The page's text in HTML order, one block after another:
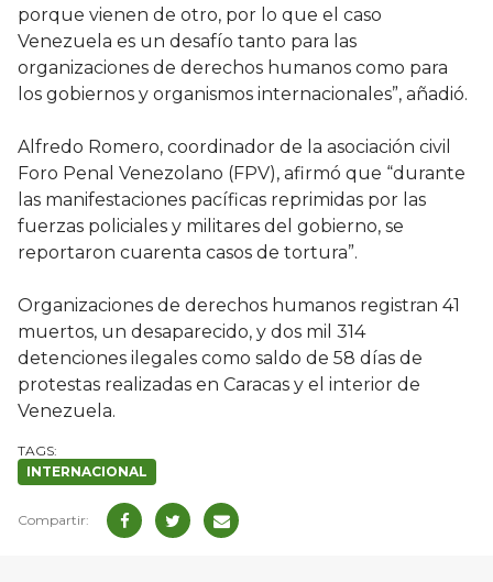
porque vienen de otro, por lo que el caso
Venezuela es un desafío tanto para las
organizaciones de derechos humanos como para
los gobiernos y organismos internacionales”, añadió.
Alfredo Romero, coordinador de la asociación civil
Foro Penal Venezolano (FPV), afirmó que “durante
las manifestaciones pacíficas reprimidas por las
fuerzas policiales y militares del gobierno, se
reportaron cuarenta casos de tortura”.
Organizaciones de derechos humanos registran 41
muertos, un desaparecido, y dos mil 314
detenciones ilegales como saldo de 58 días de
protestas realizadas en Caracas y el interior de
Venezuela.
INTERNACIONAL